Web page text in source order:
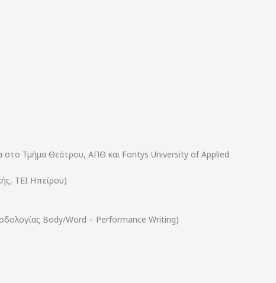
Τμήμα Θεάτρου, ΑΠΘ και Fontys University of Applied
ΤΕΙ Ηπείρου)
Body/Word – Performance Writing)